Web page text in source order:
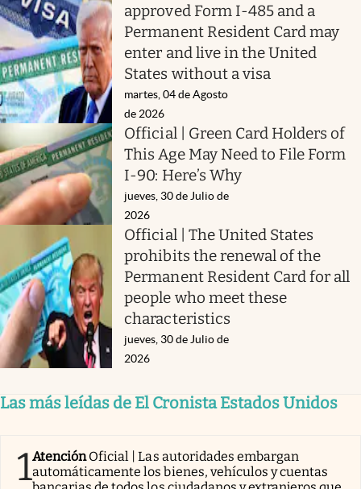
approved Form I-485 and a
Permanent Resident Card may
enter and live in the United
States without a visa
martes, 04 de Agosto
de 2026
Official | Green Card Holders of
This Age May Need to File Form
I-90: Here’s Why
jueves, 30 de Julio de
2026
Official | The United States
prohibits the renewal of the
Permanent Resident Card for all
people who meet these
characteristics
jueves, 30 de Julio de
2026
Las más leídas de El Cronista Estados Unidos
1AtenciónOficial | Las autoridades embargan
automáticamente los bienes, vehículos y cuentas